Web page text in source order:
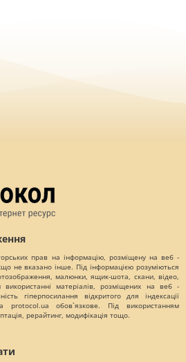
прав на інформацію, розміщену на веб -
не вказано інше. Під інформацією розуміються
малюнки, ящик-шота, скани, відео,
використанні матеріалів, розміщених на веб -
гіперпосилання відкритого для індексації
protocol.ua обов`язкове. Під використанням
рерайтинг, модифікація тощо.